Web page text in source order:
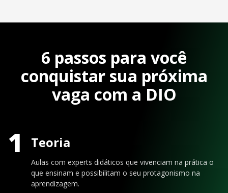
6 passos para você
conquistar sua próxima
vaga com a DIO
1 Teoria
Aulas com experts didáticos que vivenciam na prática o
que ensinam e possibilitam o seu protagonismo na
aprendizagem.